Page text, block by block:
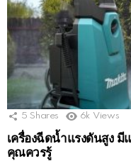
5 Shares 6k Views
เครื่องฉีดน้ำแรงดันสูง
คุณควรรู้